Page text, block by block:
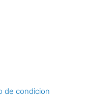
de condicion